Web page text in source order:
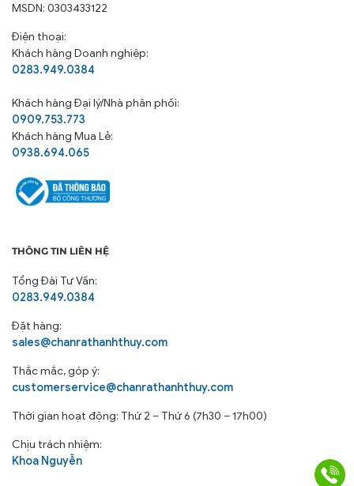
MSDN: 0303433122
Điện thoại:
Khách hàng Doanh nghiệp:
0283.949.0384
Khách hàngĐại lý/Nhà phân phối:
0909.753.773
Khách hàng Mua Lẻ:
0938.694.065
THÔNG TIN LIÊN HỆ
Tổng Đài Tư Vấn:
0283.949.0384
Đặt hàng:
sales@chanrathanhthuy.com
Thắc mắc, góp ý:
customerservice@chanrathanhthuy.com
Thời gian hoạt động: Thứ 2 – Thứ 6 (7h30 – 17h00)
Chịu trách nhiệm:
Khoa Nguyễn